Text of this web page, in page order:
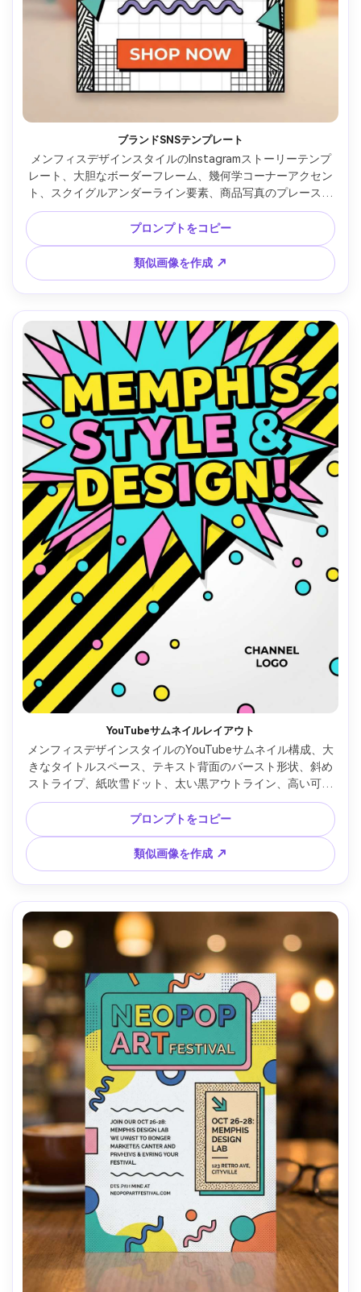
ブランドSNSテンプレート
メンフィスデザインスタイルのInstagramストーリーテンプ
レート、大胆なボーダーフレーム、幾何学コーナーアクセン
ト、スクイグルアンダーライン要素、商品写真のプレースホ
ルダーやCTAボタンスペース、高コントラスト、クリーング
リッド配置、モダンレトロな雰囲気、ベクターグラフィック
デザイン、85mmレンズ、浅い被写界深度、柔らかい映画調
ライティング --ar 4:5
プロンプトをコピー
類似画像を作成 ↗
YouTubeサムネイルレイアウト
メンフィスデザインスタイルのYouTubeサムネイル構成、大
きなタイトルスペース、テキスト背面のバースト形状、斜め
ストライプ、紙吹雪ドット、太い黒アウトライン、高い可読
性、明るいシアンとピンク、黄色アクセント、クリーンなベ
クターレイアウト、写真要素なし、85mmレンズ、浅い被写
界深度、柔らかい映画調ライティング --ar 4:5
プロンプトをコピー
類似画像を作成 ↗